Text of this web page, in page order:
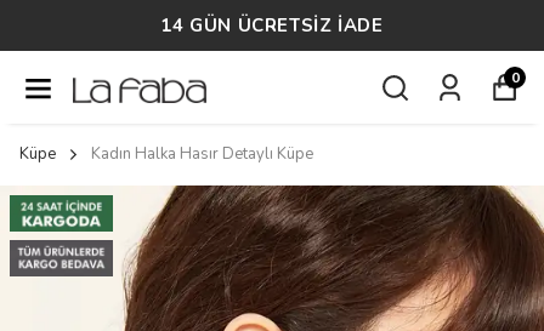
14 GÜN ÜCRETSİZ İADE
0
Küpe Kadın Halka Hasır Detaylı Küpe